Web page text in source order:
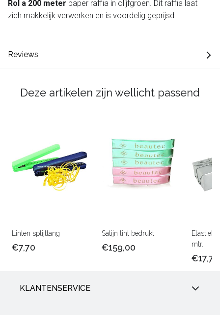
Rol a 200 meter paper raffia in olijfgroen. Dit raffia laat
zich makkelijk verwerken en is voordelig geprijsd.
Reviews
Deze artikelen zijn wellicht passend
Linten splijttang
€7,70
Satijn lint bedrukt
€159,00
Elastiek
mtr.
€17,75
KLANTENSERVICE